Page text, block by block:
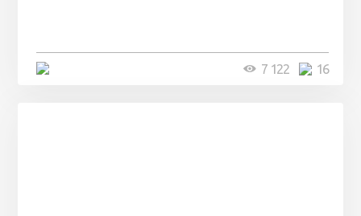
16
7 122